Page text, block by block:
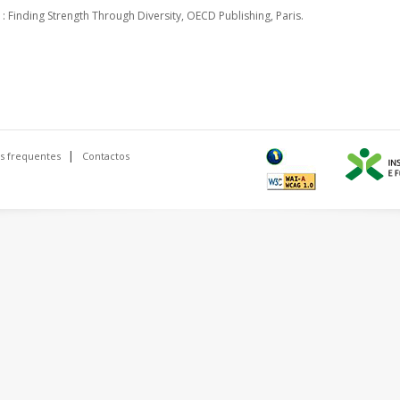
Finding Strength Through Diversity, OECD Publishing, Paris.
frequentes Contactos